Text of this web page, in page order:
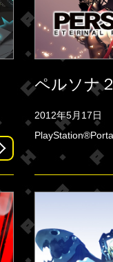
ペルソナ
2012年5月17日